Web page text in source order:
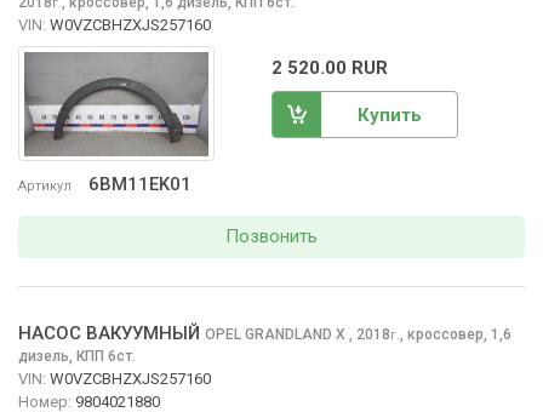
Артикул 6BM11EK01
г.
VIN: W0VZCBHZXJS257160
2 520.00 RUR
Купить
Позвонить
НАСОС ВАКУУМНЫЙ OPEL GRANDLAND X , 2018г.
кроссовер, 1,6
дизель, КПП 6ст.
VIN: W0VZCBHZXJS257160
Номер: 9804021880